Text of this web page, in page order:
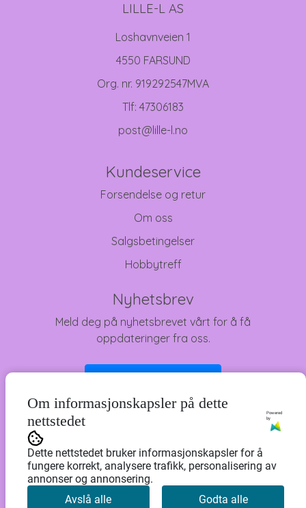
LILLE-L AS
Loshavnveien 1
4550 FARSUND
Org. nr. 919292547MVA
Tlf: 47306183
post@lille-l.no
Kundeservice
Forsendelse og retur
Om oss
Salgsbetingelser
Hobbytreff
Nyhetsbrev
Meld deg på nyhetsbrevet vårt for å få
oppdateringer fra oss.
Om informasjonskapsler på dette
nettstedet
Powered
by
Dette nettstedet bruker informasjonskapsler for å
fungere korrekt, analysere trafikk, personalisering av
annonser og annonsering.
Avslå alle
Godta alle